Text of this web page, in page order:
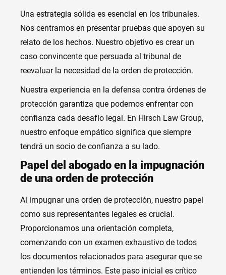
Una estrategia sólida es esencial en los tribunales.
Nos centramos en presentar pruebas que apoyen su
relato de los hechos. Nuestro objetivo es crear un
caso convincente que persuada al tribunal de
reevaluar la necesidad de la orden de protección.
Nuestra experiencia en la defensa contra órdenes de
protección garantiza que podemos enfrentar con
confianza cada desafío legal. En Hirsch Law Group,
nuestro enfoque empático significa que siempre
tendrá un socio de confianza a su lado.
Papel del abogado en la impugnación
de una orden de protección
Al impugnar una orden de protección, nuestro papel
como sus representantes legales es crucial.
Proporcionamos una orientación completa,
comenzando con un examen exhaustivo de todos
los documentos relacionados para asegurar que se
entienden los términos. Este paso inicial es crítico